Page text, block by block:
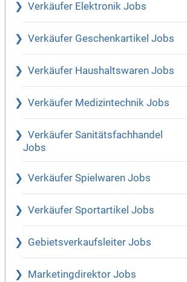
Verkäufer Elektronik Jobs
Verkäufer Geschenkartikel Jobs
Verkäufer Haushaltswaren Jobs
Verkäufer Medizintechnik Jobs
Verkäufer Sanitätsfachhandel
Jobs
Verkäufer Spielwaren Jobs
Verkäufer Sportartikel Jobs
Gebietsverkaufsleiter Jobs
Marketingdirektor Jobs